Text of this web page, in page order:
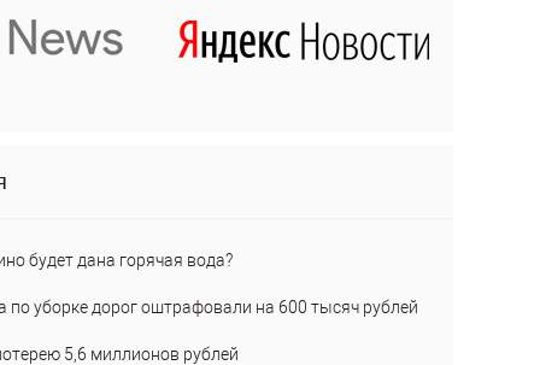
будет дана горячая вода?
по уборке дорог оштрафовали на 600 тысяч рублей
5,6 миллионов рублей